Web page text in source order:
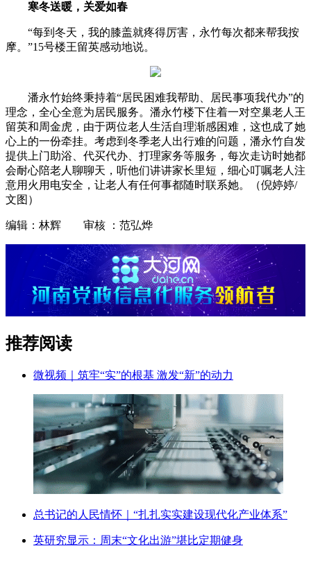
寒冬送暖，关爱如春
“每到冬天，我的膝盖就疼得厉害，永竹每次都来帮我按
摩。”15号楼王留英感动地说。
潘永竹始终秉持着“居民困难我帮助、居民事项我代办”的
理念，全心全意为居民服务。潘永竹楼下住着一对空巢老人王
留英和周金虎，由于两位老人生活自理渐感困难，这也成了她
心上的一份牵挂。考虑到冬季老人出行难的问题，潘永竹自发
提供上门助浴、代买代办、打理家务等服务，每次走访时她都
会耐心陪老人聊聊天，听他们讲讲家长里短，细心叮嘱老人注
意用火用电安全，让老人有任何事都随时联系她。（倪婷婷/
文图）
编辑：林辉 审核 ：范弘烨
推荐阅读
微视频｜筑牢“实”的根基 激发“新”的动力
总书记的人民情怀｜“扎扎实实建设现代化产业体系”
英研究显示：周末“文化出游”堪比定期健身